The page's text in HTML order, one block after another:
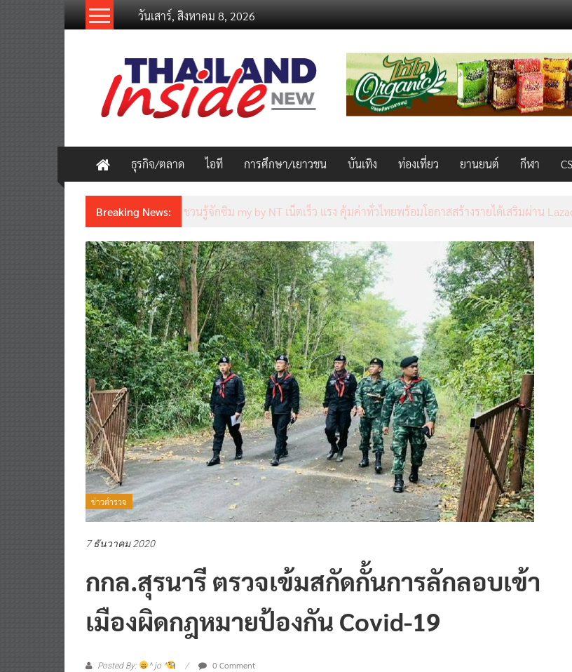
วันเสาร์, สิงหาคม 8, 2026
thailandinsidenew.com
Thailand
Inside
New
ธุรกิจ/ตลาด ไอที การศึกษา/เยาวชน บันเทิง ท่องเที่ยว ยานยนต์ กีฬา
Breaking News: ชวนรู้จักซิม my by NT เน็ตเร็ว แรง คุ้มค่าทั่วไทยพร้อมโอกาสสร้างรายได้เสริมผ่าน
ข่าวตำรวจ
7 ธันวาคม 2020
กกล.สุรนารี ตรวจเข้มสกัดกั้นการลักลอบเข้า
เมืองผิดกฎหมายป้องกัน Covid-19
Posted By: ^ jo ^ 0 Comment